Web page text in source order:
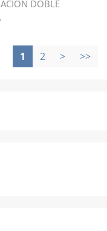
DOBLE
1 2 > >>